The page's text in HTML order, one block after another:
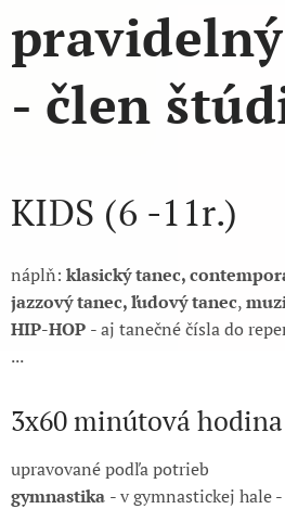
- člen
KIDS (6 -11r.)
náplň: klasický tanec,
jazzový tanec, ľudový tanec,
HIP-HOP - aj tanečné čísla do
...
3x60 minútová
upravované podľa potrieb
gymnastika - v gymnastickej hale